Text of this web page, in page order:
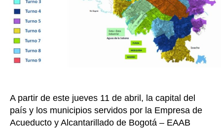
o
son
los
y
turnos
a
de
A partir de este jueves 11 de abril, la capital del
país y los municipios servidos por la Empresa de
Acueducto y Alcantarillado de Bogotá – EAAB